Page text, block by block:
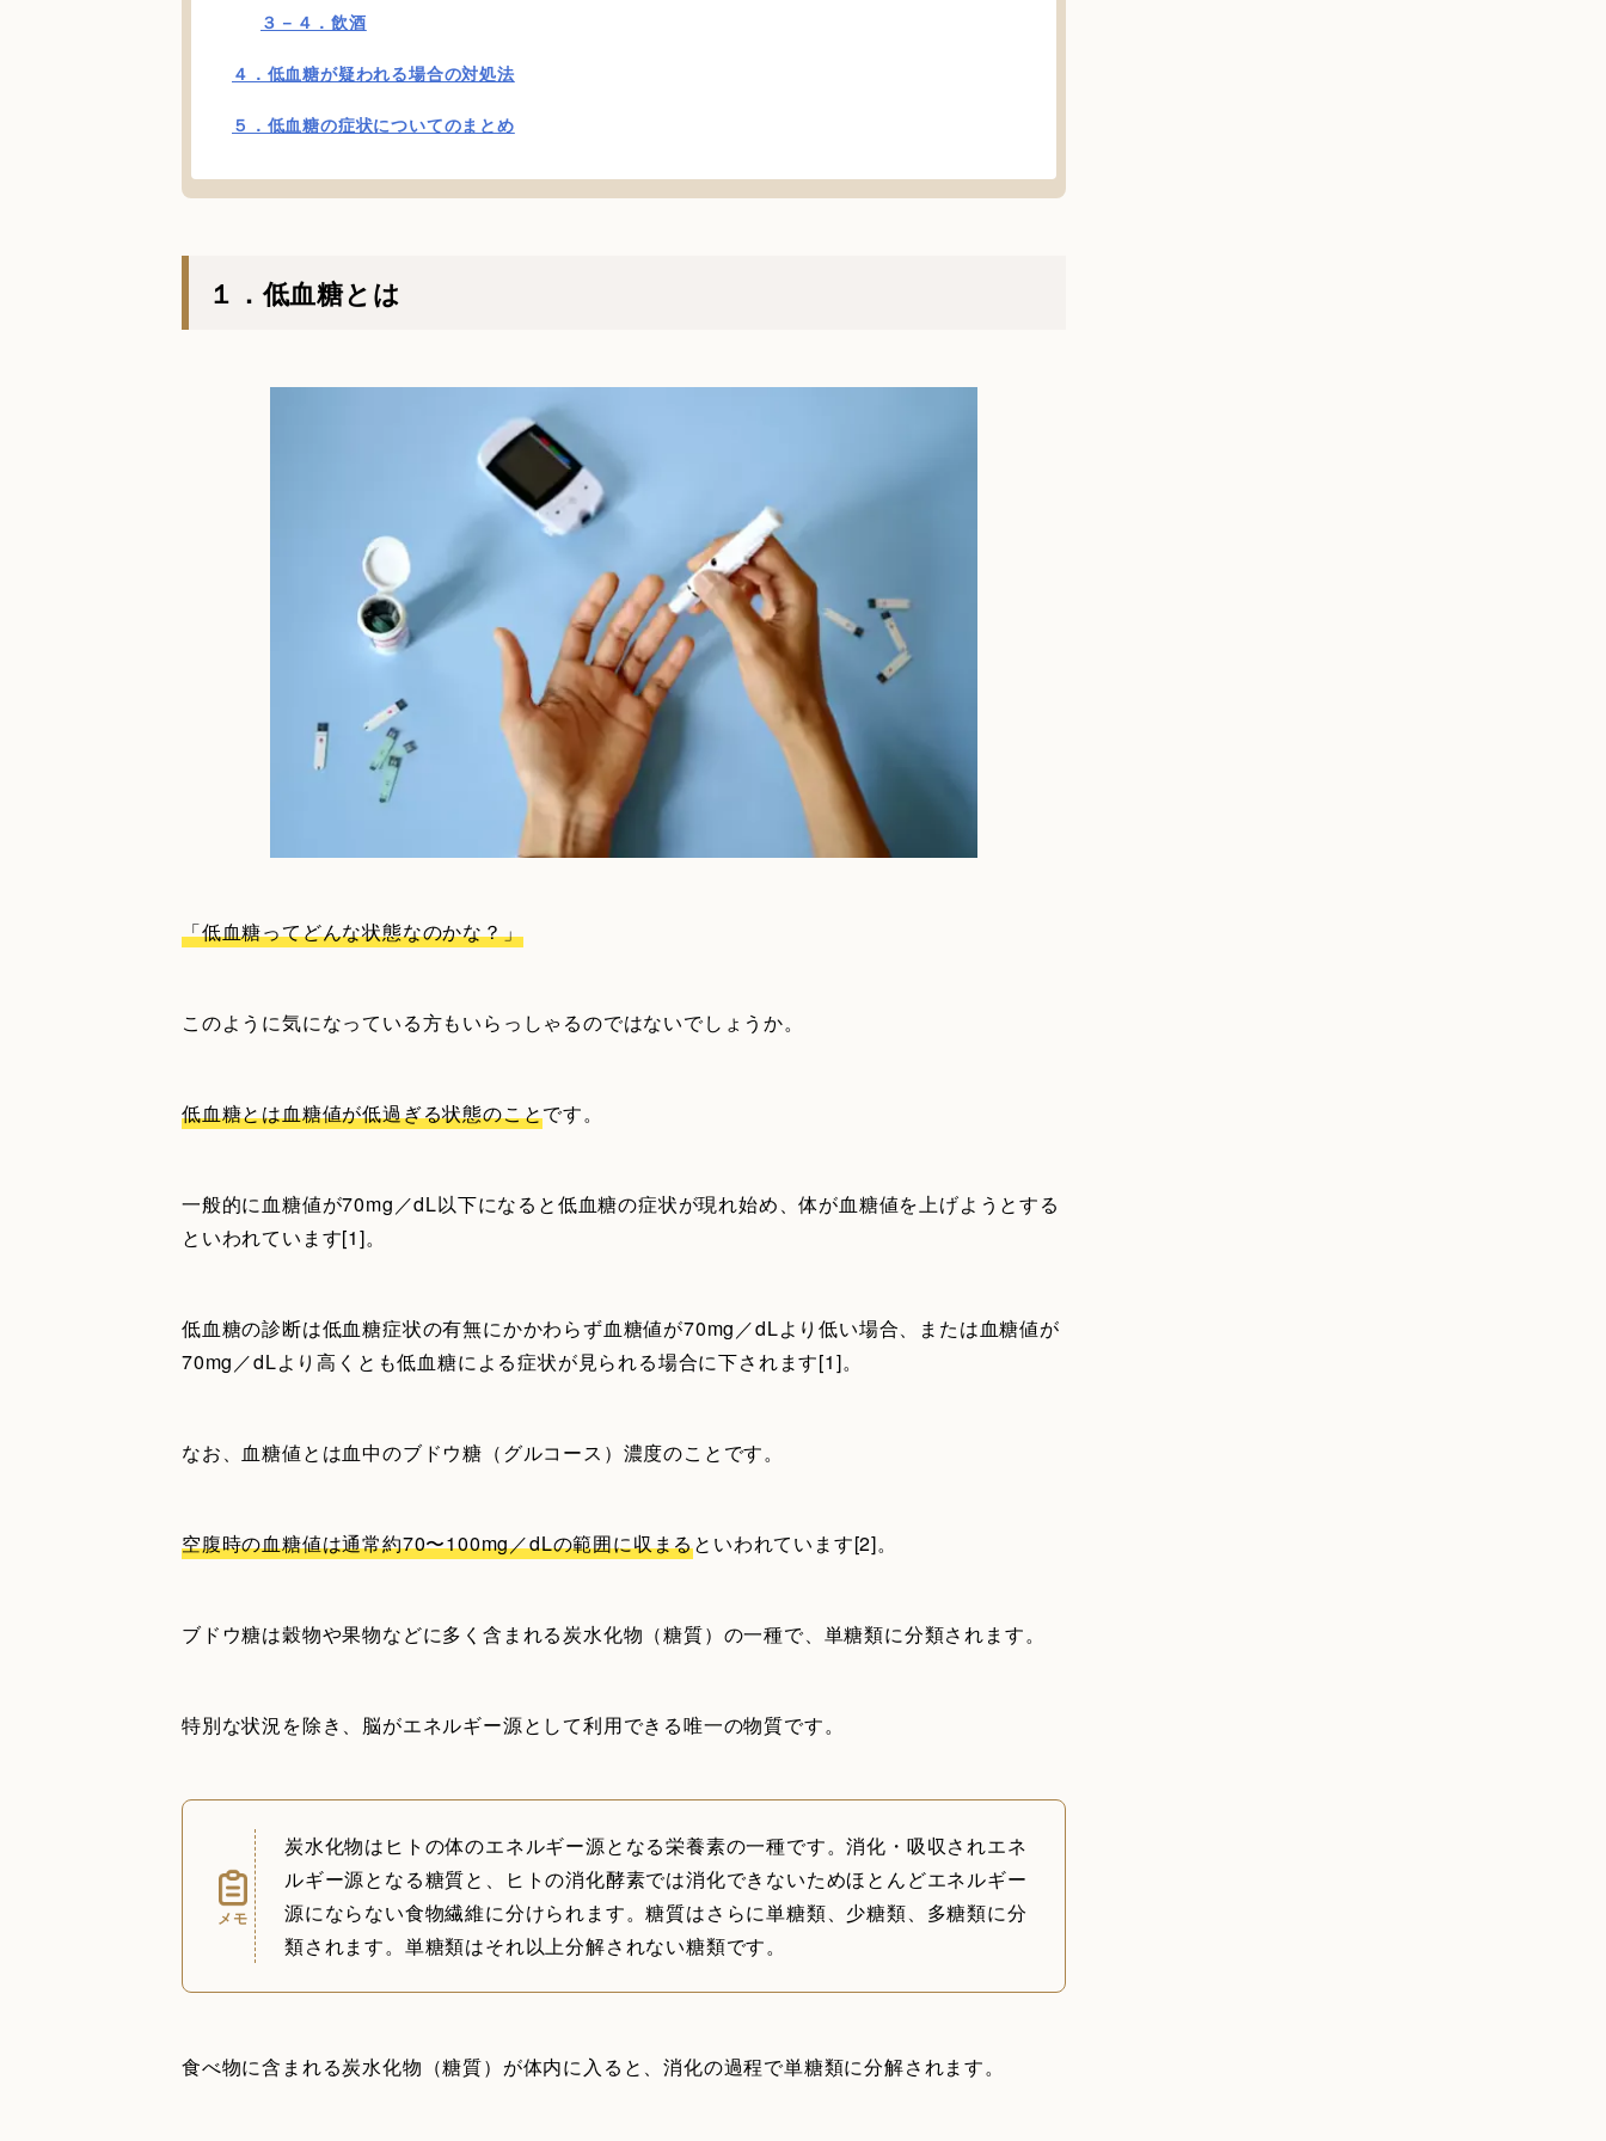
３－４．飲酒
４．低血糖が疑われる場合の対処法
５．低血糖の症状についてのまとめ
１．低血糖とは
「低血糖ってどんな状態なのかな？」
このように気になっている方もいらっしゃるのではないでしょうか。
低血糖とは血糖値が低過ぎる状態のことです。
一般的に血糖値が70mg／dL以下になると低血糖の症状が現れ始め、体が血糖値を上げようとする
といわれています[1]。
低血糖の診断は低血糖症状の有無にかかわらず血糖値が70mg／dLより低い場合、または血糖値が
70mg／dLより高くとも低血糖による症状が見られる場合に下されます[1]。
なお、血糖値とは血中のブドウ糖（グルコース）濃度のことです。
空腹時の血糖値は通常約70〜100mg／dLの範囲に収まるといわれています[2]。
ブドウ糖は穀物や果物などに多く含まれる炭水化物（糖質）の一種で、単糖類に分類されます。
特別な状況を除き、脳がエネルギー源として利用できる唯一の物質です。
メモ
炭水化物はヒトの体のエネルギー源となる栄養素の一種です。消化・吸収されエネ
ルギー源となる糖質と、ヒトの消化酵素では消化できないためほとんどエネルギー
源にならない食物繊維に分けられます。糖質はさらに単糖類、少糖類、多糖類に分
類されます。単糖類はそれ以上分解されない糖類です。
食べ物に含まれる炭水化物（糖質）が体内に入ると、消化の過程で単糖類に分解されます。